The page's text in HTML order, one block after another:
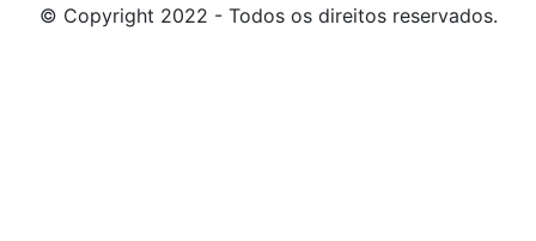
© Copyright 2022 - Todos os direitos reservados.